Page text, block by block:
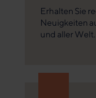
Erhalten Sie
Neuigkeiten
und aller Welt.